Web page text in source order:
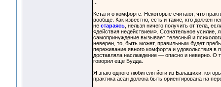
Кстати о комфорте. Некоторые считают, что
вообще. Как известно, есть и такие, кто должен
не стараясь, нельзя ничего получить от тела,
«действия недействием». Сознательное усилие,
самопринуждение вызывает телесный и
неверен, то, быть может, правильным будет
переживание явного комфорта и удовольствия в
доставляла наслаждение — опасно и неверно. О
говорил еще Будда.
Я знаю одного любителя йоги из Балашихи,
практика асан должна быть ориентирована на